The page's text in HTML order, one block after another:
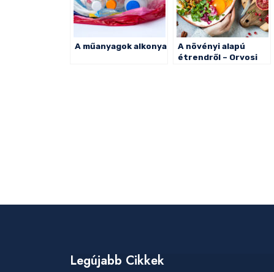
A műanyagok alkonya
A növényi alapú
étrendről – Orvosi
Legújabb Cikkek